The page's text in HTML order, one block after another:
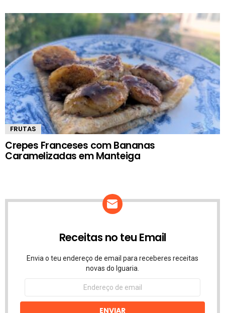
FRUTAS
Crepes Franceses com Bananas
Caramelizadas em Manteiga
Receitas no teu Email
Envia o teu endereço de email para receberes receitas
novas do Iguaria.
Endereço
email
ENVIAR